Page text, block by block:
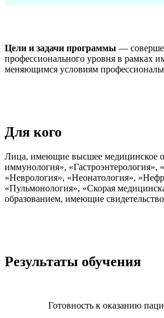
Цели и задачи программы —
профессионального уровня в рамках
меняющимся условиям
Для кого
Лица, имеющие высшее медицинское
иммунология», «Гастроэнтерология»,
«Неврология», «Неонатология»,
«Пульмонология», «Скорая
образованием, имеющие
Результаты обучения
Готовность к оказанию